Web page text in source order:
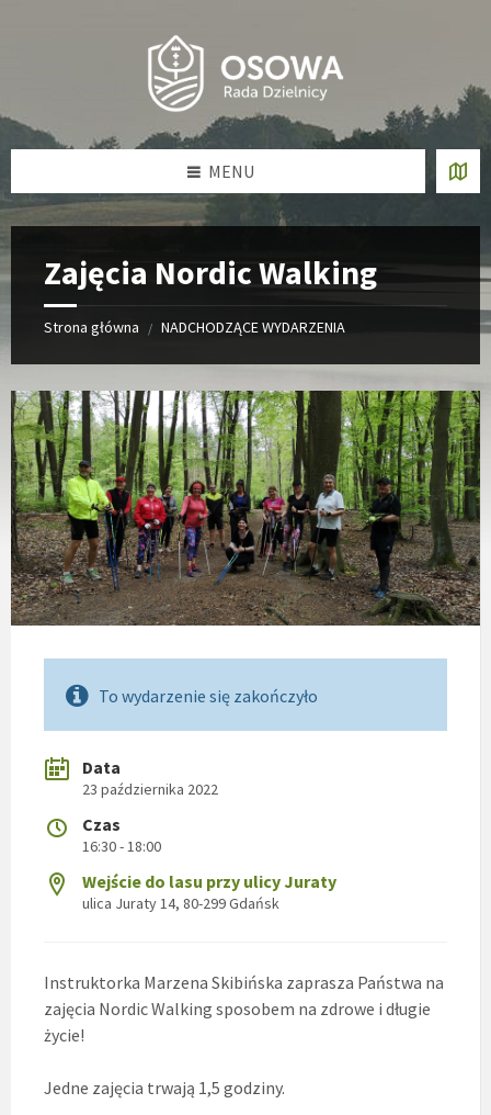
MENU
Zajęcia Nordic Walking
Strona główna / NADCHODZĄCE WYDARZENIA
To wydarzenie się zakończyło
Data
23 października 2022
Czas
16:30 - 18:00
Wejście do lasu przy ulicy Juraty
ulica Juraty 14, 80-299 Gdańsk
Instruktorka Marzena Skibińska zaprasza Państwa na
zajęcia Nordic Walking sposobem na zdrowe i długie
życie!
Jedne zajęcia trwają 1,5 godziny.